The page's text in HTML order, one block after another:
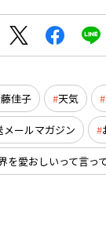
佳子 天気
メールマガジン
を愛おしいって言っ